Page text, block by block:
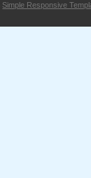
Simple Responsive